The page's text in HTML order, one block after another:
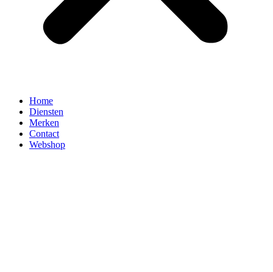
Home
Diensten
Merken
Contact
Webshop